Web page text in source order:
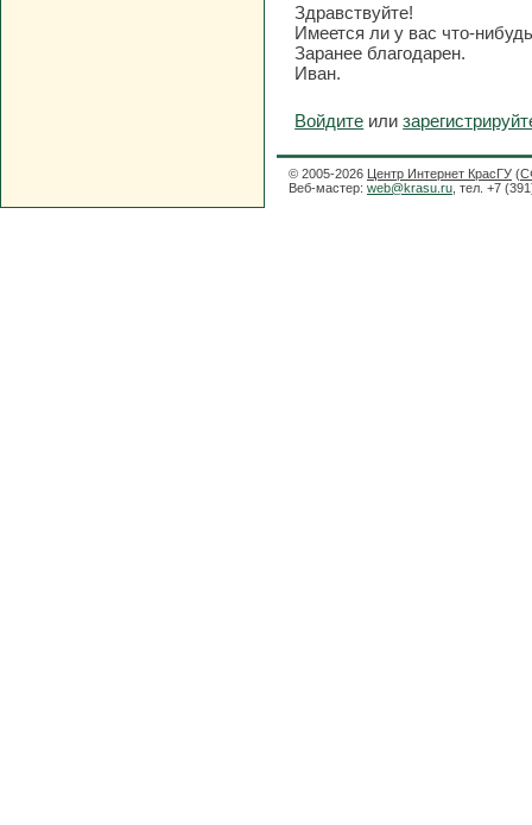
Здравствуйте!
Имеется ли у вас что-
Заранее благодарен.
Иван.
Войдите или
© 2005-2026 Центр Интернет КрасГУ (
Веб-мастер: web@krasu.ru , тел. +7